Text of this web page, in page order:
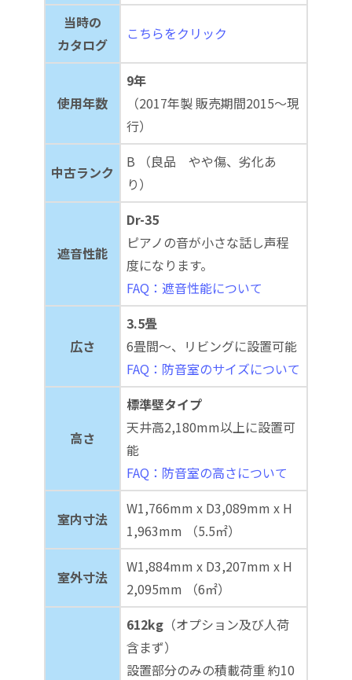
当時の
カタログ
こちらをクリック
使用年数
9年
（2017年製 販売期間2015～現
行）
中古ランク
B （良品 やや傷、劣化あ
り）
遮音性能
Dr-35
ピアノの音が小さな話し声程
度になります。
FAQ：遮音性能について
広さ
3.5畳
6畳間～、リビングに設置可能
FAQ：防音室のサイズについて
高さ
標準壁タイプ
天井高2,180mm以上に設置可
能
FAQ：防音室の高さについて
室内寸法
W1,766mm x D3,089mm x H
1,963mm （5.5㎡）
室外寸法
W1,884mm x D3,207mm x H
2,095mm （6㎡）
612kg （オプション及び人荷
含まず）
設置部分のみの積載荷重 約10